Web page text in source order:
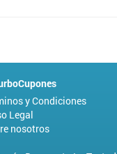
y Condiciones
Legal
nosotros